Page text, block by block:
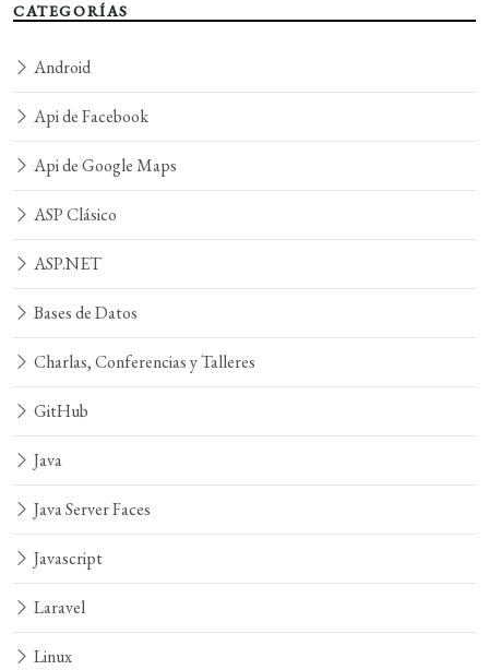
CATEGORÍAS
Android
Api de Facebook
Api de Google Maps
ASP Clásico
ASP.NET
Bases de Datos
Charlas, Conferencias y Talleres
GitHub
Java
Java Server Faces
Javascript
Laravel
Linux